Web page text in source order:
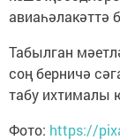
авиаһәлакәттә
Табылган
соң берничә
табу ихтималы
Фото: https://